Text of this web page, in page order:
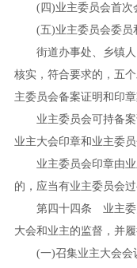
( 四)业主委员会首次
(五)业主委员会委员
街道办事处、乡镇人
核实，符合要求的，五
主委员会备案证明和印
业主委员会可持备案
业主大会印章和业主委员
业主委员会印章由业
的，应当有业主委员会过
第四十四条 业主委员
大会和业主的监督，并履
(一)召集业主大会会